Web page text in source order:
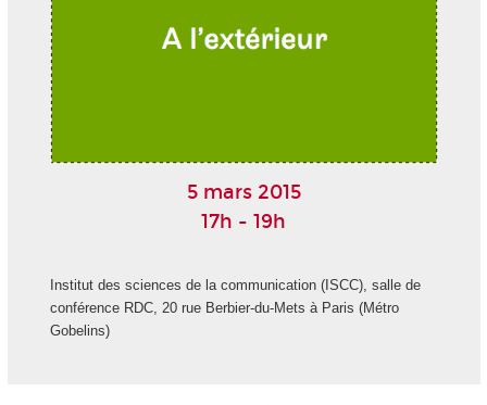
5 mars 2015
17h - 19h
Institut des sciences de la communication (ISCC), salle de
conférence RDC, 20 rue Berbier-du-Mets à Paris (Métro
Gobelins)